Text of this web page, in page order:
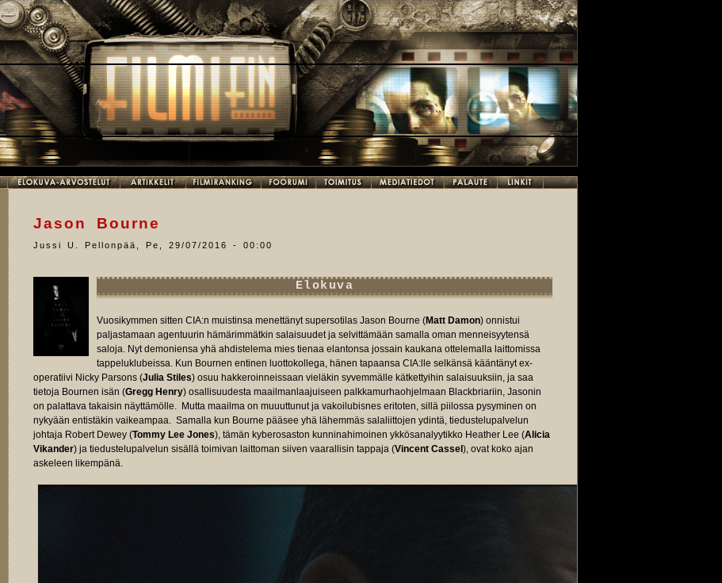
Jason Bourne
Jussi U. Pellonpää Pe, 29/07/2016 - 00:00
Elokuva
Vuosikymmen sitten CIA:n muistinsa menettänyt supersotilas Jason Bourne (Matt Damon) onnistui
paljastamaan agentuurin hämärimmätkin salaisuudet ja selvittämään samalla oman menneisyytensä
saloja. Nyt demoniensa yhä ahdistelema mies tienaa elantonsa jossain kaukana ottelemalla laittomissa
tappeluklubeissa. Kun Bournen entinen luottokollega, hänen tapaansa CIA:lle selkänsä kääntänyt ex-
operatiivi Nicky Parsons (Julia Stiles) osuu hakkeroinneissaan vieläkin syvemmälle kätkettyihin salaisuuksiin, ja saa
tietoja Bournen isän (Gregg Henry) osallisuudesta maailmanlaajuiseen palkkamurhaohjelmaan Blackbriariin, Jasonin
on palattava takaisin näyttämölle. Mutta maailma on muuuttunut ja vakoilubisnes eritoten, sillä piilossa pysyminen on
nykyään entistäkin vaikeampaa. Samalla kun Bourne pääsee yhä lähemmäs salaliittojen ydintä, tiedustelupalvelun
johtaja Robert Dewey (Tommy Lee Jones), tämän kyberosaston kunninahimoinen ykkösanalyytikko Heather Lee (Alicia
Vikander) ja tiedustelupalvelun sisällä toimivan laittoman siiven vaarallisin tappaja (Vincent Cassel ), ovat koko ajan
askeleen likempänä.